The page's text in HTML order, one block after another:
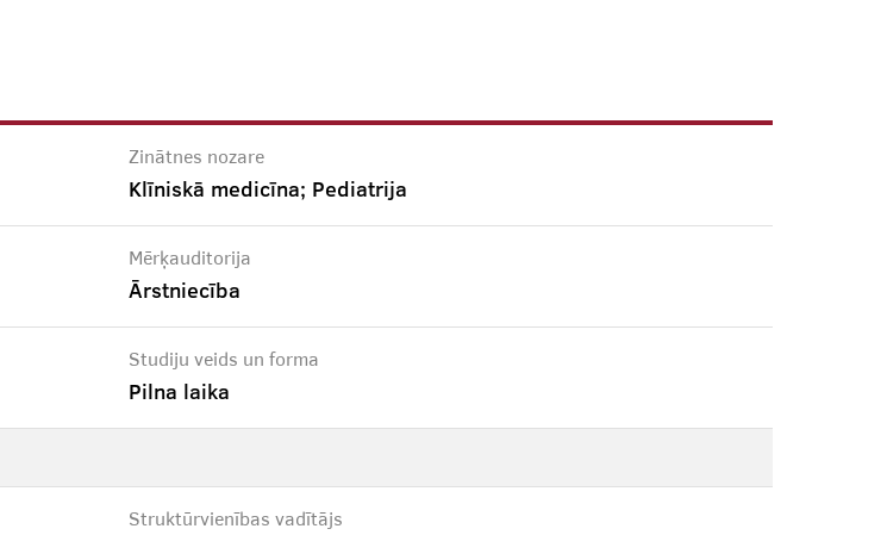
Zinātnes nozare
Klīniskā medicīna; Pediatrija
Mērķauditorija
Ārstniecība
Studiju veids un forma
Pilna laika
Struktūrvienības vadītājs